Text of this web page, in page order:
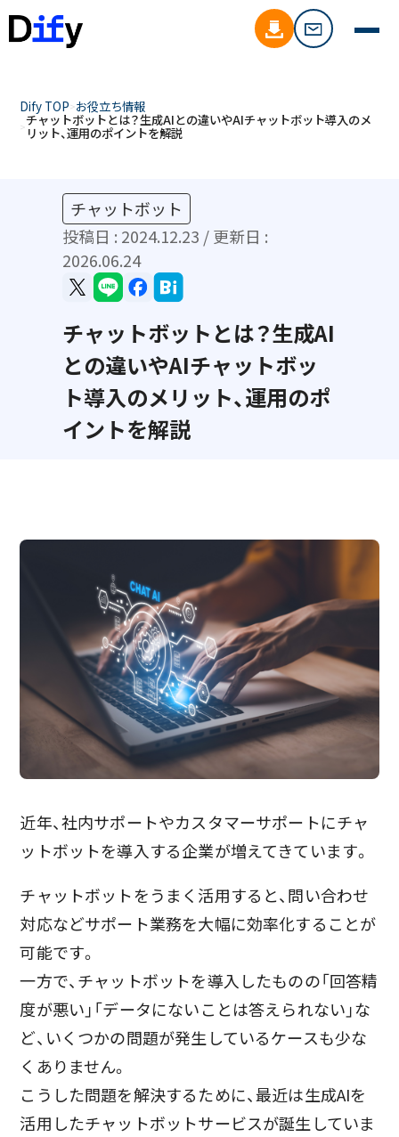
Dify TOP お役立ち情報
チャットボットとは？生成AIとの違いやAIチャットボット導入のメ
リット、運用のポイントを解説
チャットボット
投稿日 : 2024.12.23 / 更新日 :
2026.06.24
チャットボットとは？生成AI
との違いやAIチャットボッ
ト導入のメリット、運用のポ
イントを解説
近年、社内サポートやカスタマーサポートにチャ
ットボットを導入する企業が増えてきています。
チャットボットをうまく活用すると、問い合わせ
対応などサポート業務を大幅に効率化することが
可能です。
一方で、チャットボットを導入したものの「回答精
度が悪い」「データにないことは答えられない」な
ど、いくつかの問題が発生しているケースも少な
くありません。
こうした問題を解決するために、最近は生成AIを
活用したチャットボットサービスが誕生していま